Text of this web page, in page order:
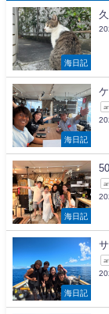
海日記
海日記
海日記
海日記